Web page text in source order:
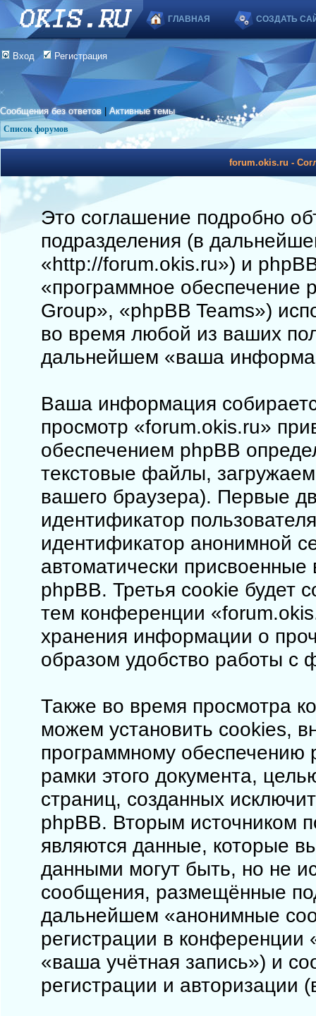
ГЛАВНАЯ СОЗДАТЬ
Вход Регистрация
Сообщения без ответов |Активные темы
Список форумов
forum.okis.ru -
Это соглашение подробно
подразделения (в
«http://forum.okis.ru») и
«программное обеспечение
Group», «phpBB Teams»)
во время любой из ваших
дальнейшем «ваша
Ваша информация
просмотр «forum.okis.ru»
обеспечением phpBB
текстовые файлы,
вашего браузера). Первые
идентификатор
идентификатор анонимной
автоматически
phpBB. Третья cookie будет
тем конференции
хранения информации о
образом удобство работы с
Также во время просмотра
можем установить cookies,
программному обеспечению
рамки этого документа,
страниц, созданных
phpBB. Вторым источником
являются данные, которые
данными могут быть, но не
сообщения, размещённые
дальнейшем «анонимные
регистрации в
«ваша учётная запись») и
регистрации и